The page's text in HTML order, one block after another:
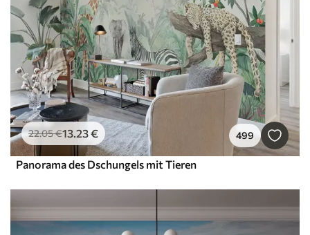
22.05€13.23€ 499
Panorama des Dschungels mit Tieren